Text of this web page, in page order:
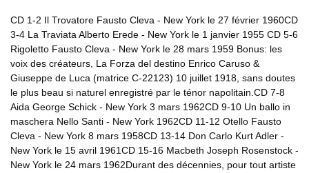
CD 1-2 Il Trovatore Fausto Cleva - New York le 27 février 1960CD
3-4 La Traviata Alberto Erede - New York le 1 janvier 1955 CD 5-6
Rigoletto Fausto Cleva - New York le 28 mars 1959 Bonus: les
voix des créateurs, La Forza del destino Enrico Caruso &
Giuseppe de Luca (matrice C-22123) 10 juillet 1918, sans doutes
le plus beau si naturel enregistré par le ténor napolitain.CD 7-8
Aida George Schick - New York 3 mars 1962CD 9-10 Un ballo in
maschera Nello Santi - New York 1962CD 11-12 Otello Fausto
Cleva - New York 8 mars 1958CD 13-14 Don Carlo Kurt Adler -
New York le 15 avril 1961CD 15-16 Macbeth Joseph Rosenstock -
New York le 24 mars 1962Durant des décennies, pour tout artiste